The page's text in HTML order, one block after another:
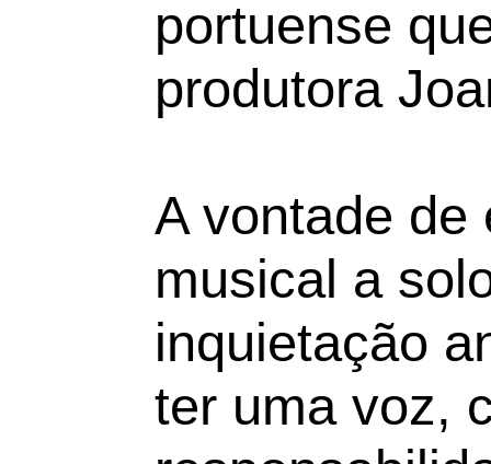
portuense
produtora
A vontade de
musical a
inquietação
ter uma voz,